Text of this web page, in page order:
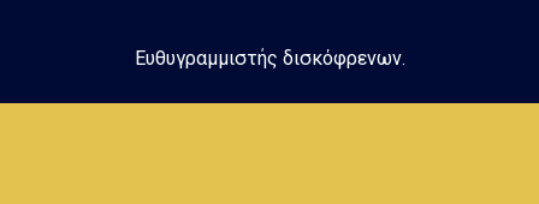
Ευθυγραμμιστής δισκόφρενων.